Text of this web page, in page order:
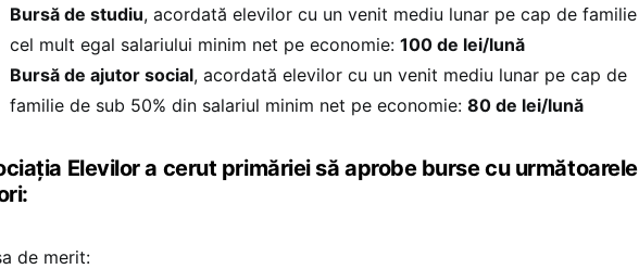
Bursă de studiu, acordată elevilor cu un venit mediu lunar pe cap de familie
cel mult egal salariului minim net pe economie: 100 de lei/lună
Bursă de ajutor social, acordată elevilor cu un venit mediu lunar pe cap de
familie de sub 50% din salariul minim net pe economie: 80 de lei/lună
Elevilor a cerut primăriei să aprobe burse cu următoarele
de merit: